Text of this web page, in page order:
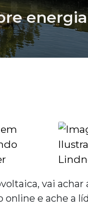
, vai achar
online e ache a